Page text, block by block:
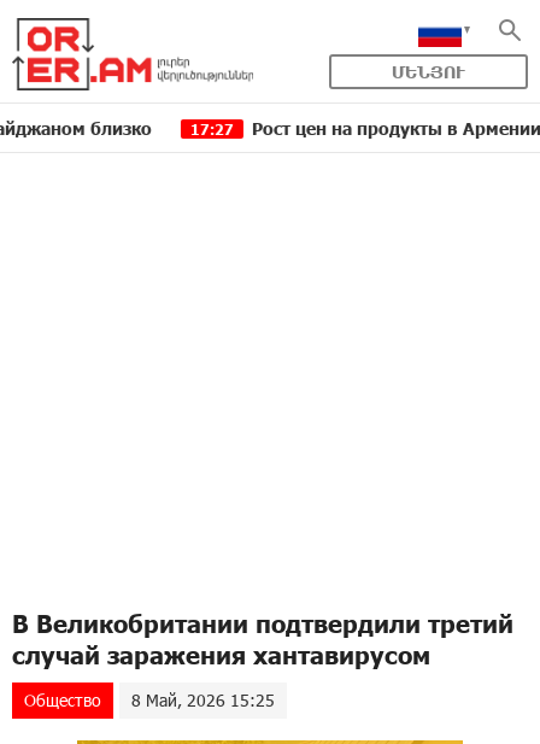
ՄԵՆՅՈՒ
близко 17:27 Рост цен на продукты в Армении
В Великобритании подтвердили третий
случай заражения хантавирусом
Общество 8 Май, 2026 15:25